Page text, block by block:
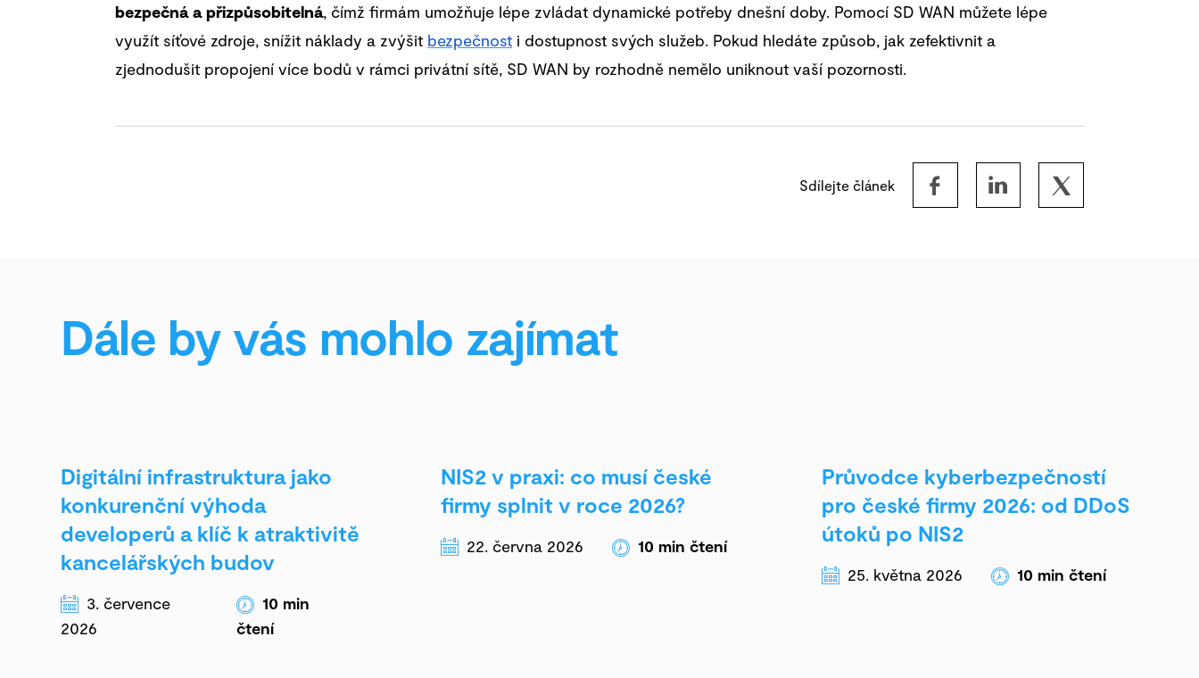
bezpečná a přizpůsobitelná, čímž firmám umožňuje lépe zvládat dynamické potřeby dnešní doby. Pomocí SD WAN můžete lépe
využít síťové zdroje, snížit náklady a zvýšit bezpečnost i dostupnost svých služeb. Pokud hledáte způsob, jak zefektivnit a
zjednodušit propojení více bodů v rámci privátní sítě, SD WAN by rozhodně nemělo uniknout vaší pozornosti.
Sdílejte článek
Dále by vás mohlo zajímat
Digitální infrastruktura jako
konkurenční výhoda
developerů a klíč k atraktivitě
kancelářských budov
3. července
2026
10 min
čtení
NIS2 v praxi: co musí české
firmy splnit v roce 2026?
22. června 2026 10 min čtení
Průvodce kyberbezpečností
pro české firmy 2026: od DDoS
útoků po NIS2
25. května 2026 10 min čtení